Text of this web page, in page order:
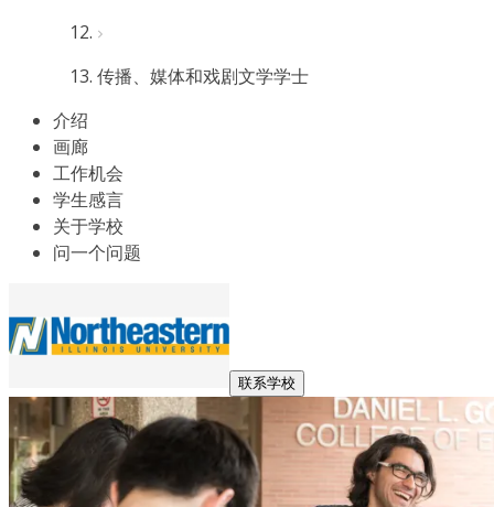
传播、媒体和戏剧文学学士
介绍
画廊
工作机会
学生感言
关于学校
问一个问题
联系学校